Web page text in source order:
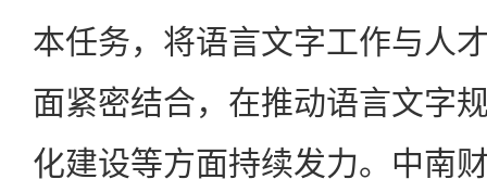
本任务，将语言文字工作与人
面紧密结合，在推动语言文字
化建设等方面持续发力。中南